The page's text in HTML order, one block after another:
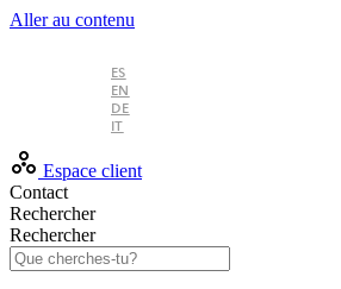
Aller au contenu
ES
EN
DE
IT
Espace client
Contact
Rechercher
Rechercher